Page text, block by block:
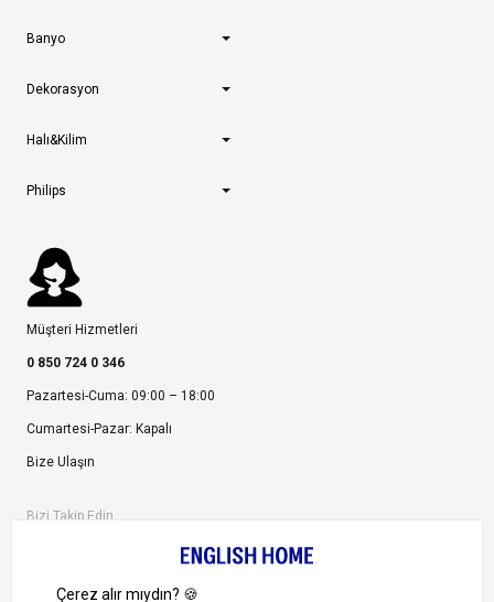
Banyo
Dekorasyon
Halı&Kilim
Philips
Müşteri Hizmetleri
0 850 724 0 346
Pazartesi-Cuma: 09:00 – 18:00
Cumartesi-Pazar: Kapalı
Bize Ulaşın
Bizi Takip Edin